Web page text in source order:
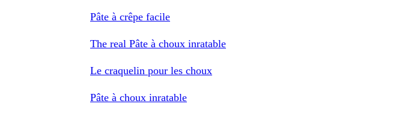
Pâte à crêpe facile
The real Pâte à choux inratable
Le craquelin pour les choux
Pâte à choux inratable